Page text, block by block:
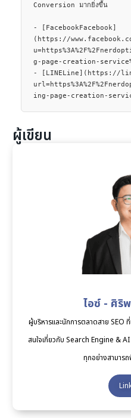
ผู้เขียน
ไอซ์ - ศิริ
ผู้บริหารและนักการตลาดสาย
สนใจเกี่ยวกับ Search Engine &
ทุกอย่างสามาร